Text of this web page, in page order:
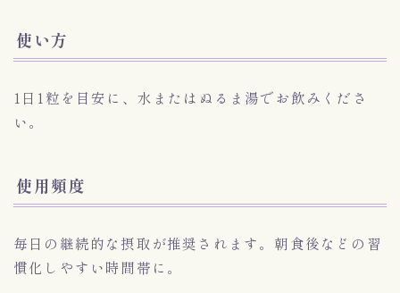
使い方
1日1粒を目安に、水またはぬるま湯でお飲みくださ
い。
使用頻度
毎日の継続的な摂取が推奨されます。朝食後などの習
慣化しやすい時間帯に。